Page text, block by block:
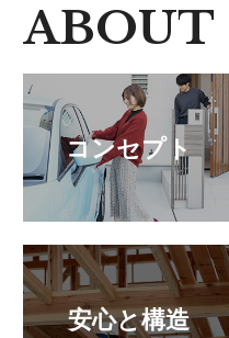
ABOUT
コンセプト
安心と構造